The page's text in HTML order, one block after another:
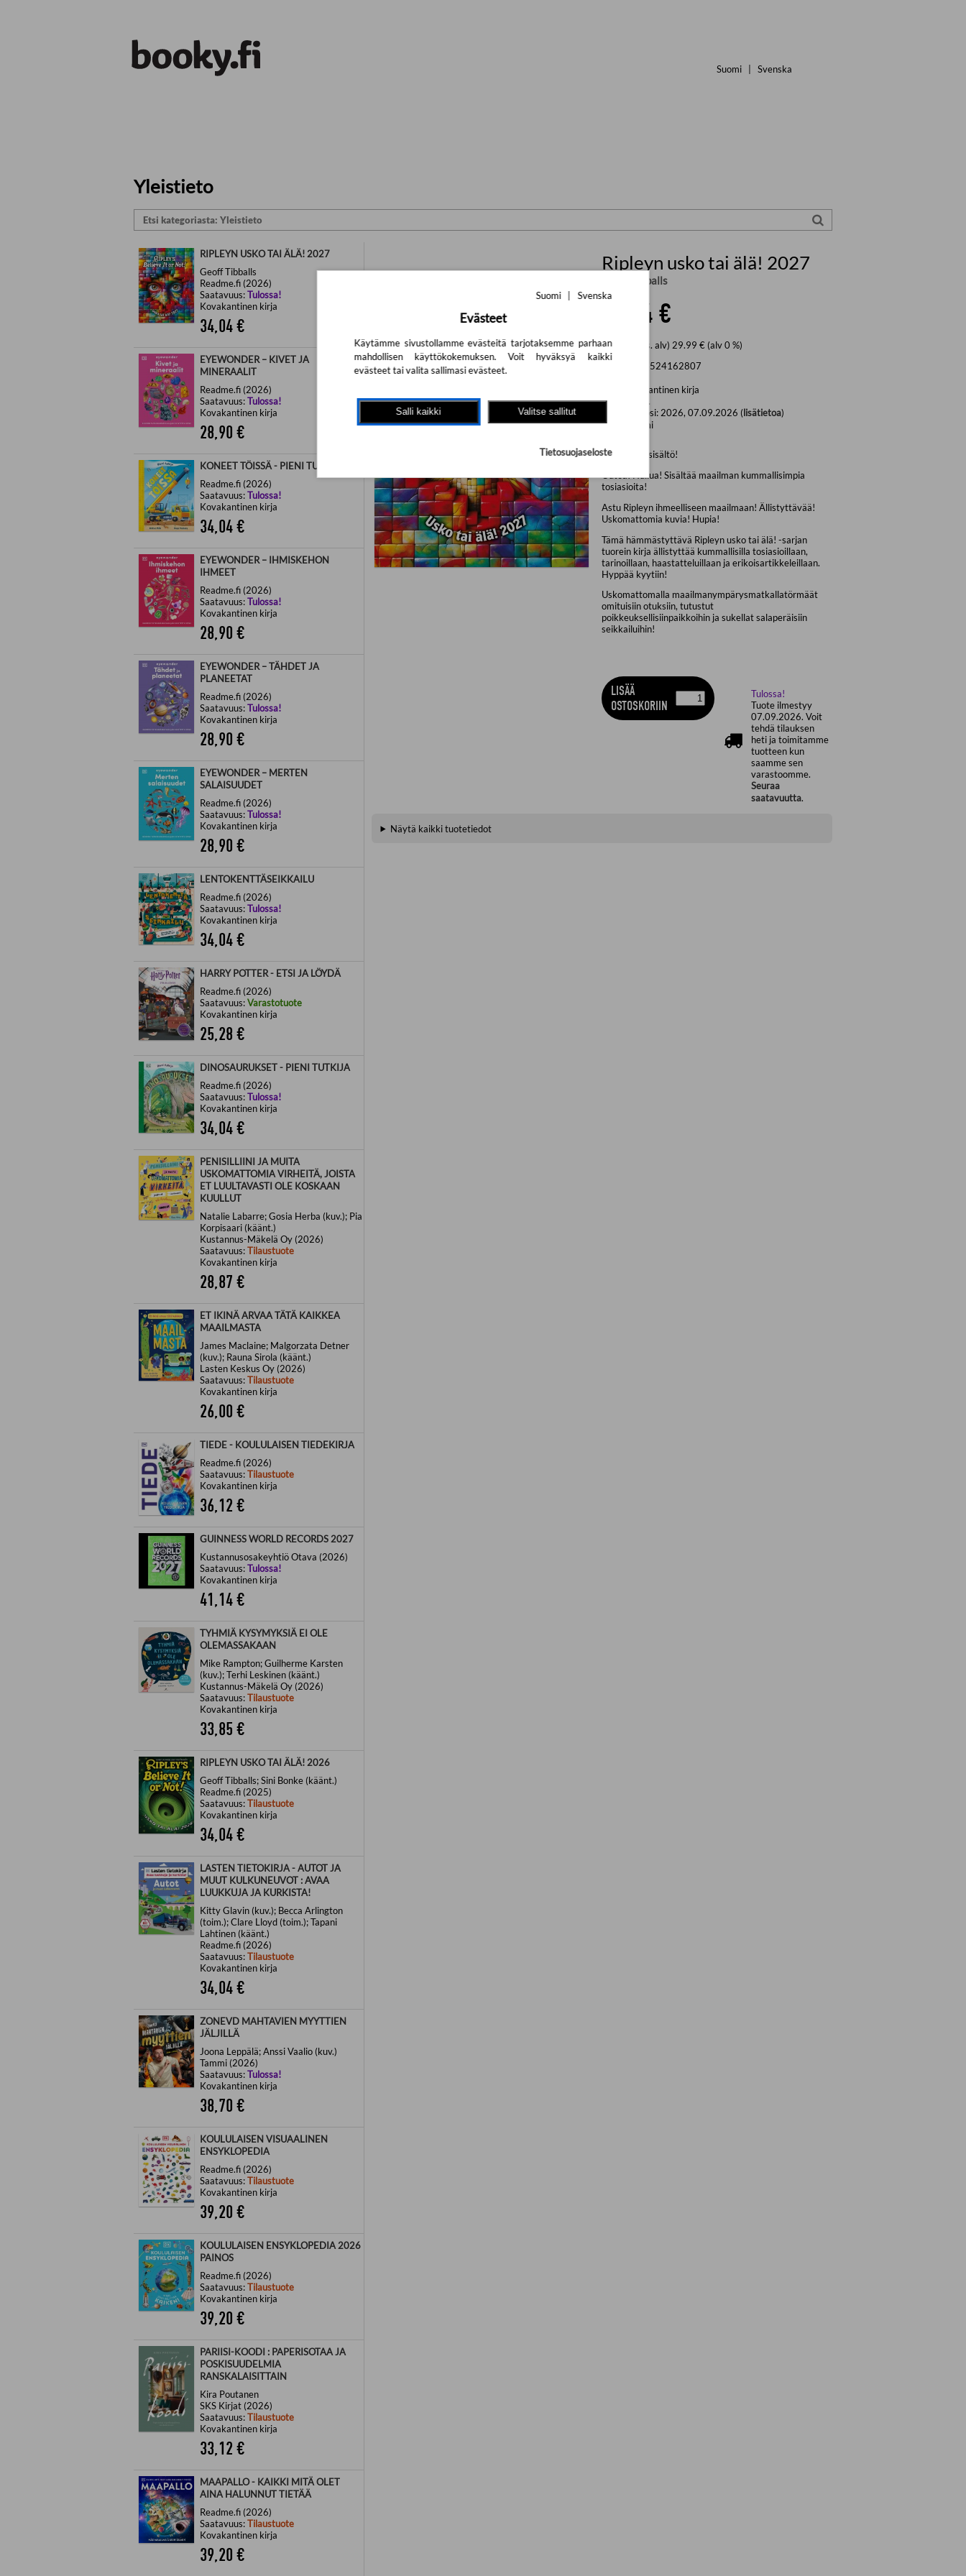
Suomi Svenska
Yleistieto
RIPLEYN USKO TAI ÄLÄ! 2027
Geoff Tibballs
Readme.fi (2026)
Saatavuus:Tulossa!
Kovakantinen kirja
34,04€
EYEWONDER – KIVET JA
MINERAALIT
Readme.fi (2026)
Saatavuus:Tulossa!
Kovakantinen kirja
28,90 €
KONEET TÖISSÄ - PIENI TUTKIJA
Readme.fi (2026)
Saatavuus:Tulossa!
Kovakantinen kirja
34,04€
EYEWONDER – IHMISKEHON
IHMEET
Readme.fi (2026)
Saatavuus:Tulossa!
Kovakantinen kirja
28,90 €
EYEWONDER – TÄHDET JA
PLANEETAT
Readme.fi (2026)
Saatavuus:Tulossa!
Kovakantinen kirja
28,90 €
EYEWONDER – MERTEN
SALAISUUDET
Readme.fi (2026)
Saatavuus:Tulossa!
Kovakantinen kirja
28,90 €
LENTOKENTTÄSEIKKAILU
Readme.fi (2026)
Saatavuus:Tulossa!
Kovakantinen kirja
34,04€
HARRY POTTER - ETSI JA LÖYDÄ
Readme.fi (2026)
Saatavuus:Varastotuote
Kovakantinen kirja
25,28 €
DINOSAURUKSET - PIENI TUTKIJA
Readme.fi (2026)
Saatavuus:Tulossa!
Kovakantinen kirja
34,04€
PENISILLIINI JA MUITA
USKOMATTOMIA VIRHEITÄ, JOISTA
ET LUULTAVASTI OLE KOSKAAN
KUULLUT
Natalie Labarre; Gosia Herba (kuv.); Pia
Korpisaari (käänt.)
Kustannus-Mäkelä Oy (2026)
Saatavuus:Tilaustuote
Kovakantinen kirja
28,87 €
ET IKINÄ ARVAA TÄTÄ KAIKKEA
MAAILMASTA
James Maclaine; Malgorzata Detner
(kuv.); Rauna Sirola (käänt.)
Lasten Keskus Oy (2026)
Saatavuus:Tilaustuote
Kovakantinen kirja
26,00 €
TIEDE - KOULULAISEN TIEDEKIRJA
Readme.fi (2026)
Saatavuus:Tilaustuote
Kovakantinen kirja
36,12 €
GUINNESS WORLD RECORDS 2027
Kustannusosakeyhtiö Otava (2026)
Saatavuus:Tulossa!
Kovakantinen kirja
41,14€
TYHMIÄ KYSYMYKSIÄ EI OLE
OLEMASSAKAAN
Mike Rampton; Guilherme Karsten
(kuv.); Terhi Leskinen (käänt.)
Kustannus-Mäkelä Oy (2026)
Saatavuus:Tilaustuote
Kovakantinen kirja
33,85 €
RIPLEYN USKO TAI ÄLÄ! 2026
Geoff Tibballs; Sini Bonke (käänt.)
Readme.fi (2025)
Saatavuus:Tilaustuote
Kovakantinen kirja
34,04€
LASTEN TIETOKIRJA - AUTOT JA
MUUT KULKUNEUVOT : AVAA
LUUKKUJA JA KURKISTA!
Kitty Glavin (kuv.); Becca Arlington
(toim.); Clare Lloyd (toim.); Tapani
Lahtinen (käänt.)
Readme.fi (2026)
Saatavuus:Tilaustuote
Kovakantinen kirja
34,04€
ZONEVD MAHTAVIEN MYYTTIEN
JÄLJILLÄ
Joona Leppälä; Anssi Vaalio (kuv.)
Tammi (2026)
Saatavuus:Tulossa!
Kovakantinen kirja
38,70 €
KOULULAISEN VISUAALINEN
ENSYKLOPEDIA
Readme.fi (2026)
Saatavuus:Tilaustuote
Kovakantinen kirja
39,20 €
KOULULAISEN ENSYKLOPEDIA 2026
PAINOS
Readme.fi (2026)
Saatavuus:Tilaustuote
Kovakantinen kirja
39,20 €
PARIISI-KOODI : PAPERISOTAA JA
POSKISUUDELMIA
RANSKALAISITTAIN
Kira Poutanen
SKS Kirjat (2026)
Saatavuus:Tilaustuote
Kovakantinen kirja
33,12 €
MAAPALLO - KAIKKI MITÄ OLET
AINA HALUNNUT TIETÄÄ
Readme.fi (2026)
Saatavuus:Tilaustuote
Kovakantinen kirja
39,20 €
Ripleyn usko tai älä! 2027
Geoff Tibballs
34,04 €
34.04 € (sis. alv) 29.99 € (alv 0 %)
9789524162807
Kovakantinen kirja
Painos:
1. p.
Julkaisuvuosi: 2026, 07.09.2026 (lisätietoa)
Kieli:
Suomi
Täysin uusi sisältö!
Outoa! Hullua! Sisältää maailman kummallisimpia
tosiasioita!
Astu Ripleyn ihmeelliseen maailmaan! Ällistyttävää!
Uskomattomia kuvia! Hupia!
Tämä hämmästyttävä Ripleyn usko tai älä! -sarjan
tuorein kirja ällistyttää kummallisilla tosiasioillaan,
tarinoillaan, haastatteluillaan ja erikoisartikkeleillaan.
Hyppää kyytiin!
Uskomattomalla maailmanympärysmatkallatörmäät
omituisiin otuksiin, tutustut
poikkeuksellisiinpaikkoihin ja sukellat salaperäisiin
seikkailuihin!
LISÄÄ
OSTOSKORIIN
Tulossa!
Tuote ilmestyy
07.09.2026. Voit
tehdä tilauksen
heti ja toimitamme
tuotteen kun
saamme sen
varastoomme.
Seuraa
saatavuutta.
Näytä kaikki tuotetiedot
Suomi Svenska
Evästeet
Käytämme sivustollamme evästeitä tarjotaksemme parhaan
mahdollisen käyttökokemuksen. Voit hyväksyä kaikki
evästeet tai valita sallimasi evästeet.
Salli kaikki Valitse sallitut
Tietosuojaseloste